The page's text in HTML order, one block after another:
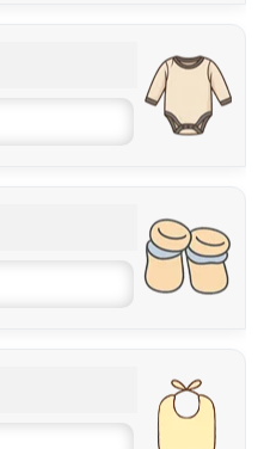
12 / 18 meses